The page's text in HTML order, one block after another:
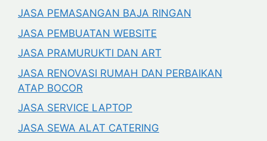
JASA PEMASANGAN BAJA RINGAN
JASA PEMBUATAN WEBSITE
JASA PRAMURUKTI DAN ART
JASA RENOVASI RUMAH DAN PERBAIKAN
ATAP BOCOR
JASA SERVICE LAPTOP
JASA SEWA ALAT CATERING